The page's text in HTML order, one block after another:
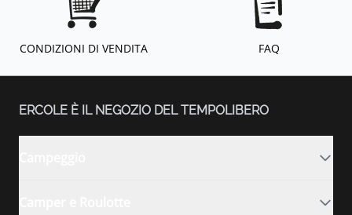
CONDIZIONI DI VENDITA FAQ
ERCOLE È IL NEGOZIO DEL TEMPOLIBERO